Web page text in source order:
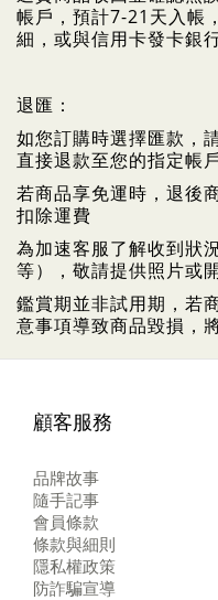
帳戶，預計7-21天入帳
細，或與信用卡發卡銀行
退匯：
如您訂購時選擇匯款，
直接退款至您的指定帳戶
若商品享免運時，退後
扣除運費
為加速客服了解收到狀
等），敬請提供照片或
鑑賞期並非試用期，若
意事項導致商品毀損，
顧客服務
品牌故事
隨手記事
會員條款
條款與細則
隱私權政策
防詐騙宣導